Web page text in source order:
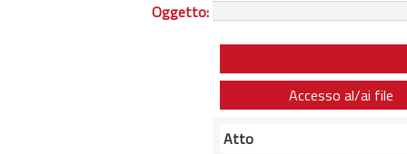
Oggetto:
Accesso al/ai file
Atto